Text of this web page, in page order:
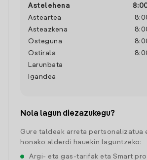
Astelehena
Asteartea
Asteazkena
Osteguna
Ostirala
Larunbata
Igandea
Nola lagun diezazukegu?
Gure taldeak arreta pertsonalizatua
honako alderdi hauekin laguntzeko:
Argi- eta gas-tarifak eta Smart